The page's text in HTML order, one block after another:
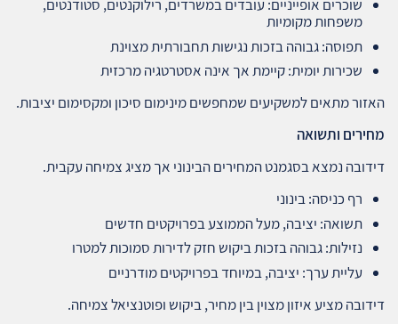
שוכרים אופייניים: עובדים במשרדים, רילוקנטים, סטודנטים,
משפחות מקומיות
תפוסה: גבוהה בזכות נגישות תחבורתית מצוינת
שכירות יומית: קיימת אך אינה אסטרטגיה מרכזית
האזור מתאים למשקיעים שמחפשים מינימום סיכון ומקסימום יציבות.
מחירים ותשואה
דידובה נמצא בסגמנט המחירים הבינוני אך מציג צמיחה עקבית.
רף כניסה: בינוני
תשואה: יציבה, מעל הממוצע בפרויקטים חדשים
נזילות: גבוהה בזכות ביקוש חזק לדירות סמוכות למטרו
עליית ערך: יציבה, במיוחד בפרויקטים מודרניים
דידובה מציע איזון מצוין בין מחיר, ביקוש ופוטנציאל צמיחה.